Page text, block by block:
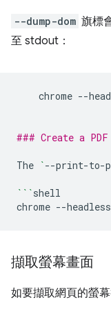
--dump-dom 旗標
至 stdout：
chrome --
### Create a PDF
The `--print-to-
```shell
chrome --headless
擷取螢幕畫面
如要擷取網頁的螢